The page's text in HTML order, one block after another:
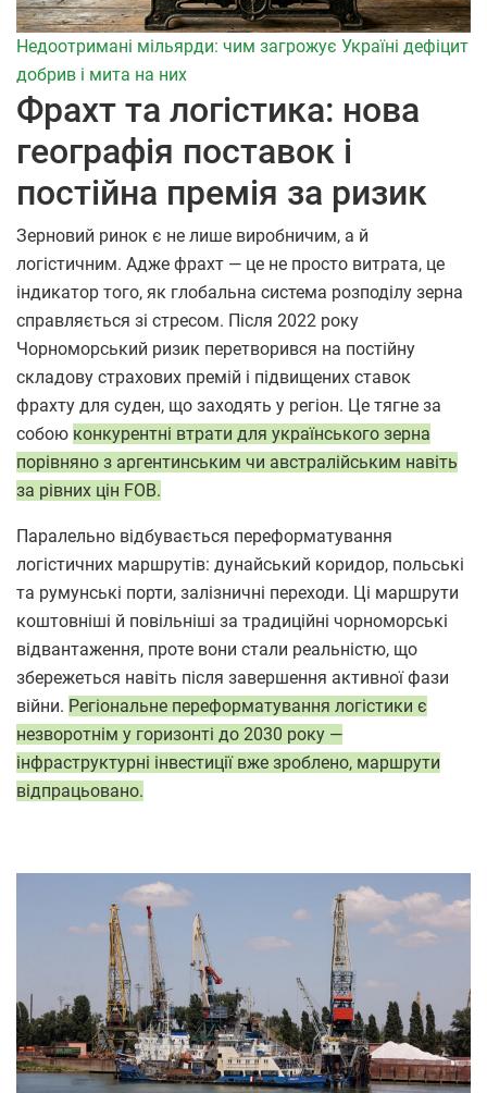
Недоотримані мільярди: чим загрожує Україні дефіцит
добрив і мита на них
Фрахт та логістика: нова
географія поставок і
постійна премія за ризик
Зерновий ринок є не лише виробничим, а й
логістичним. Адже фрахт — це не просто витрата, це
індикатор того, як глобальна система розподілу зерна
справляється зі стресом. Після 2022 року
Чорноморський ризик перетворився на постійну
складову страхових премій і підвищених ставок
фрахту для суден, що заходять у регіон. Це тягне за
собою конкурентні втрати для українського зерна
порівняно з аргентинським чи австралійським навіть
за рівних цін FOB.
Паралельно відбувається переформатування
логістичних маршрутів: дунайський коридор, польські
та румунські порти, залізничні переходи. Ці маршрути
коштовніші й повільніші за традиційні чорноморські
відвантаження, проте вони стали реальністю, що
збережеться навіть після завершення активної фази
війни. Регіональне переформатування логістики є
незворотнім у горизонті до 2030 року —
інфраструктурні інвестиції вже зроблено, маршрути
відпрацьовано.